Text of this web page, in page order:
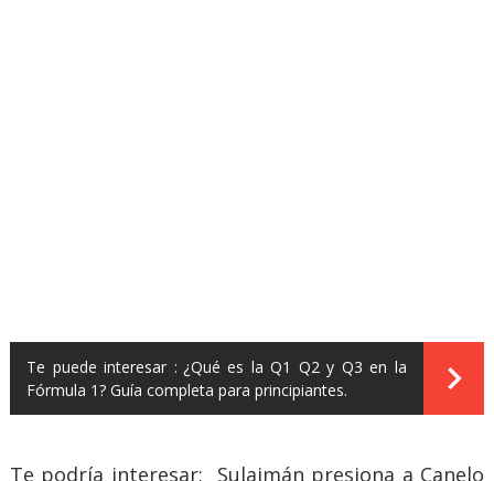
Te puede interesar : ¿Qué es la Q1 Q2 y Q3 en la
Fórmula 1? Guía completa para principiantes.
Te podría interesar: Sulaimán presiona a Canelo